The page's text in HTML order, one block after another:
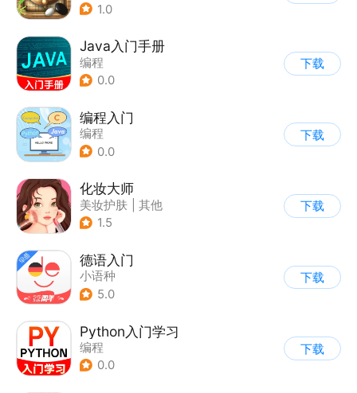
1.0
Java入门手册
编程
0.0
下载
编程入门
编程
0.0
下载
化妆大师
美妆护肤
其他
1.5
下载
德语入门
小语种
5.0
下载
Python入门学习
编程
0.0
下载